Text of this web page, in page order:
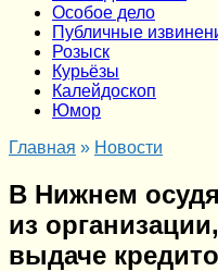
Особое дело
Публичные
Розыск
Курьёзы
Калейдоскоп
Юмор
Главная » Новости
В Нижнем
из
выдаче